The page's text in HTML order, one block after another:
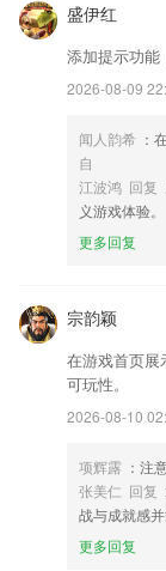
改。
盛伊红
添加提示功能
2026-08-09
闻人韵希 ：
自
江波鸿 回复
义游戏体验。
更多回复
宗韵颖
在游戏首页展
可玩性。
2026-08-10
项辉露 ：注
张美仁 回复
战与成就感
更多回复